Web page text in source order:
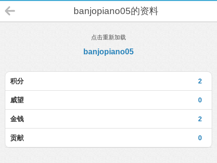
banjopiano05的资料
点击重新加载
banjopiano05
2
积分
0
威望
2
金钱
0
贡献